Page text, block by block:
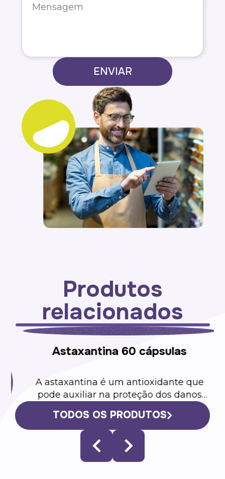
ENVIAR
Produtos
relacionados
Astaxantina 60 cápsulas
TODOS OS PRODUTOS